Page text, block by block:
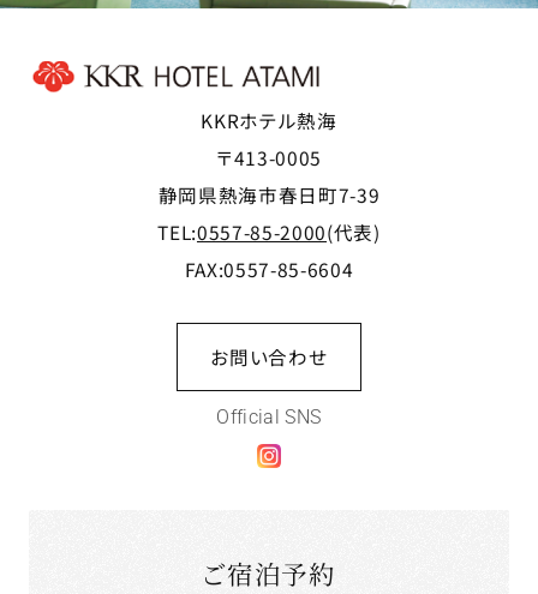
KKRホテル熱海
〒413-0005
静岡県熱海市春日町7-39
TEL:0557-85-2000(代表)
FAX:0557-85-6604
お問い合わせ
Official SNS
ご宿泊予約